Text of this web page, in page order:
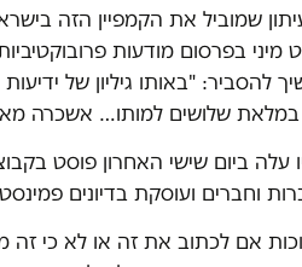
שמוביל את הקמפיין הזה
מיני בפרסום מודעות
להסביר: "באותו גיליון של
במלאת שלושים למותו… אשכרה
עלה ביום שישי האחרון פוסט
אם לכתוב את זה או לא כי זה